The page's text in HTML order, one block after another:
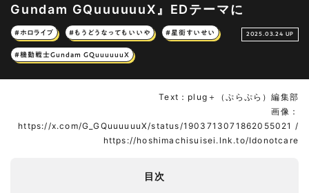
Gundam GQuuuuuuX』EDテーマに
#ホロライブ #もうどうなってもいいや #星街すいせい
#機動戦士Gundam GQuuuuuuX
2025.03.24 UP
Text：plug＋（ぷらぷら）編集部
画像：
https://x.com/G_GQuuuuuuX/status/1903713071862055021 /
https://hoshimachisuisei.lnk.to/Idonotcare
目次